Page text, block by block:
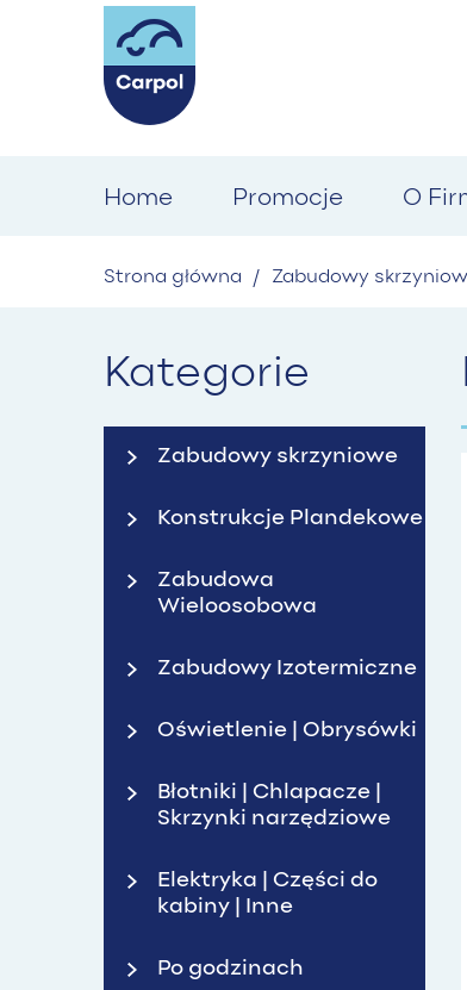
Home Promocje O
Strona główna / Zabudowy
Kategorie
Zabudowy skrzyniowe
Konstrukcje Plandekowe
Zabudowa
Wieloosobowa
Zabudowy Izotermiczne
Oświetlenie | Obrysówki
Błotniki | Chlapacze |
Skrzynki narzędziowe
Elektryka | Części do
kabiny | Inne
Po godzinach